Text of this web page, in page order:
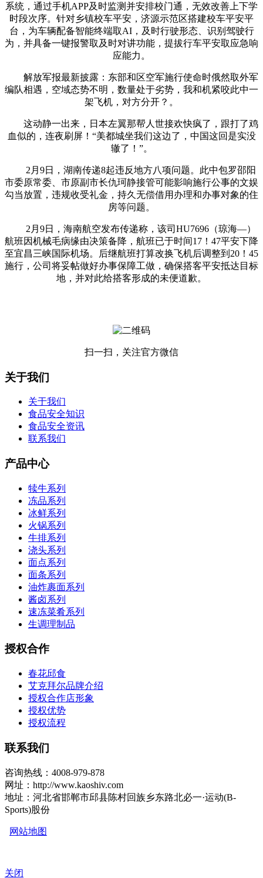
系统，通过手机APP及时监测并安排校门通，无效改善上下学
时段次序。针对乡镇校车平安，济源示范区搭建校车平安平
台，为车辆配备智能终端取AI，及时行驶形态、识别驾驶行
为，并具备一键报警取及时对讲功能，提拔行车平安取应急响
应能力。
解放军报最新披露：东部和区空军施行使命时俄然取外军
编队相遇，空域态势不明，数量处于劣势，我和机紧咬此中一
架飞机，对方分开？。
这动静一出来，日本左翼那帮人世接欢快疯了，跟打了鸡
血似的，连夜刷屏！“美都城坐我们这边了，中国这回是实没
辙了！”。
2月9日，湖南传递8起违反地方八项问题。此中包罗邵阳
市委原常委、市原副市长仇珂静接管可能影响施行公事的文娱
勾当放置，违规收受礼金，持久无偿借用办理和办事对象的住
房等问题。
2月9日，海南航空发布传递称，该司HU7696（琼海—）
航班因机械毛病缘由决策备降，航班已于时间17！47平安下降
至宜昌三峡国际机场。后继航班打算改换飞机后调整到20！45
施行，公司将妥帖做好办事保障工做，确保搭客平安抵达目标
地，并对此给搭客形成的未便道歉。
扫一扫，关注官方微信
关于我们
关于我们
食品安全知识
食品安全资讯
联系我们
产品中心
犊牛系列
冻品系列
冰鲜系列
火锅系列
牛排系列
浇头系列
面点系列
面条系列
油炸裹面系列
酱卤系列
速冻菜肴系列
生调理制品
授权合作
春花邱食
艾克拜尔品牌介绍
授权合作店形象
授权优势
授权流程
联系我们
咨询热线：4008-979-878
网址：http://www.kaoshiv.com
地址：河北省邯郸市邱县陈村回族乡东路北必一·运动(B-
Sports)股份
网站地图
关闭